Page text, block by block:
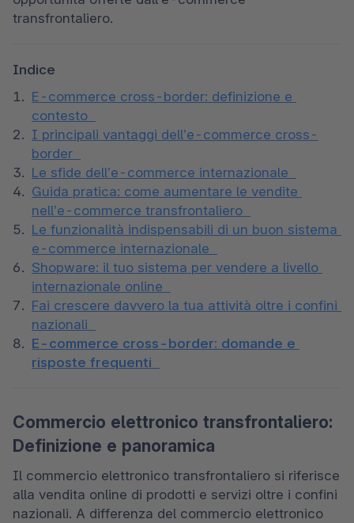
transfrontaliero.
Indice
E-commerce cross-border: definizione e
contesto
I principali vantaggi dell’e-commerce cross-
border
Le sfide dell’e-commerce internazionale
Guida pratica: come aumentare le vendite
nell’e-commerce transfrontaliero
Le funzionalità indispensabili di un buon sistema
e-commerce internazionale
Shopware: il tuo sistema per vendere a livello
internazionale online
Fai crescere davvero la tua attività oltre i confini
nazionali
E-commerce cross-border: domande e
risposte frequenti
Commercio elettronico transfrontaliero:
Definizione e panoramica
Il commercio elettronico transfrontaliero si riferisce
alla vendita online di prodotti e servizi oltre i confini
nazionali. A differenza del commercio elettronico